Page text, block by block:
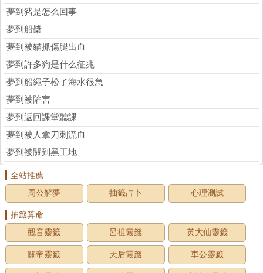
夢到豬是怎么回事
夢到船槳
夢到被貓抓傷腿出血
夢到許多狗是什么征兆
夢到船繩子松了海水很急
夢到被陷害
夢到返回課堂聽課
夢到被人拿刀刺流血
夢到被關到黑工地
全站推薦
周公解夢
抽籤占卜 心理測試
抽籤算命
觀音靈籤
呂祖靈籤 黃大仙靈籤
關帝靈籤 天后靈籤 車公靈籤